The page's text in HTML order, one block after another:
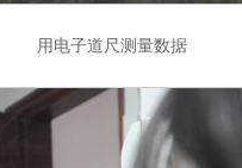
用电子道尺测量数据